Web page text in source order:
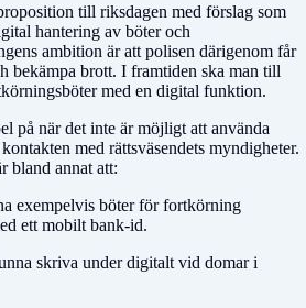
till riksdagen med förslag som
hantering av böter och
ambition är att polisen därigenom får
bekämpa brott. I framtiden ska man till
med en digital funktion.
på när det inte är möjligt att använda
med rättsväsendets myndigheter.
bland annat att:
exempelvis böter för fortkörning
ett mobilt bank-id.
skriva under digitalt vid domar i